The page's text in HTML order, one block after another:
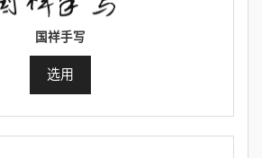
国祥手写
选用